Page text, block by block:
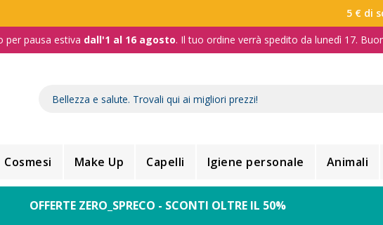
5 € di
per pausa estiva dall'1 al 16 agosto. Il tuo ordine verrà spedito da lunedì 17.
Cosmesi Make Up Capelli Igiene personale Animali
OFFERTE ZERO_SPRECO - SCONTI OLTRE IL 50%